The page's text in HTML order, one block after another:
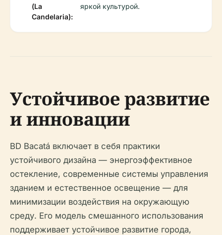
(La
Candelaria):
яркой культурой.
Устойчивое развитие
и инновации
BD Bacatá включает в себя практики
устойчивого дизайна — энергоэффективное
остекление, современные системы управления
зданием и естественное освещение — для
минимизации воздействия на окружающую
среду. Его модель смешанного использования
поддерживает устойчивое развитие города,